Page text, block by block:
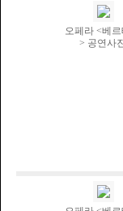
오페라 <베
> 공연사